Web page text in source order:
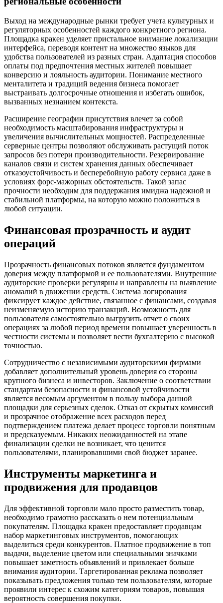
Выход на международные рынки требует учета культурных и
регуляторных особенностей каждого конкретного региона.
Площадка кракен уделяет пристальное внимание локализации
интерфейса, переводя контент на множество языков для
удобства пользователей из разных стран. Адаптация способов
оплаты под предпочтения местных жителей повышает
конверсию и лояльность аудитории. Понимание местного
менталитета и традиций ведения бизнеса помогает
выстраивать долгосрочные отношения и избегать ошибок,
вызванных незнанием контекста.
Расширение географии присутствия влечет за собой
необходимость масштабирования инфраструктуры и
увеличения вычислительных мощностей. Распределенные
серверные центры позволяют обслуживать растущий поток
запросов без потери производительности. Резервирование
каналов связи и систем хранения данных обеспечивает
отказоустойчивость и бесперебойную работу сервиса даже в
условиях форс-мажорных обстоятельств. Такой запас
прочности необходим для поддержания имиджа надежной и
стабильной платформы, на которую можно положиться в
любой ситуации.
Финансовая прозрачность и аудит
операций
Прозрачность финансовых потоков является фундаментом
доверия между платформой и ее пользователями. Внутренние
аудиторские проверки регулярны и направлены на выявление
аномалий в движении средств. Система логирования
фиксирует каждое действие, связанное с финансами, создавая
неизменяемую историю транзакций. Возможность для
пользователя самостоятельно выгрузить отчет о своих
операциях за любой период времени повышает уверенность в
честности системы и позволяет вести бухгалтерию с высокой
точностью.
Сотрудничество с независимыми аудиторскими фирмами
добавляет дополнительный уровень доверия со стороны
крупного бизнеса и инвесторов. Заключение о соответствии
стандартам безопасности и финансовой устойчивости
является весомым аргументом в пользу выбора данной
площадки для серьезных сделок. Отказ от скрытых комиссий
и прозрачное отображение всех расходов перед
подтверждением платежа делает процесс торговли понятным
и предсказуемым. Никаких неожиданностей на этапе
финализации сделки не возникает, что ценится
пользователями, планировавшими свой бюджет заранее.
Инструменты маркетинга и
продвижения для продавцов
Для эффективной торговли мало просто разместить товар,
необходимо грамотно рассказать о нем потенциальным
покупателям. Площадка кракен предоставляет продавцам
набор маркетинговых инструментов, помогающих
выделиться среди конкурентов. Платное продвижение в топ
выдачи, выделение цветом или специальными значками
повышает заметность объявлений и привлекает больше
внимания аудитории. Таргетированная реклама позволяет
показывать предложения только тем пользователям, которые
проявили интерес к схожим категориям товаров, повышая
вероятность совершения покупки.